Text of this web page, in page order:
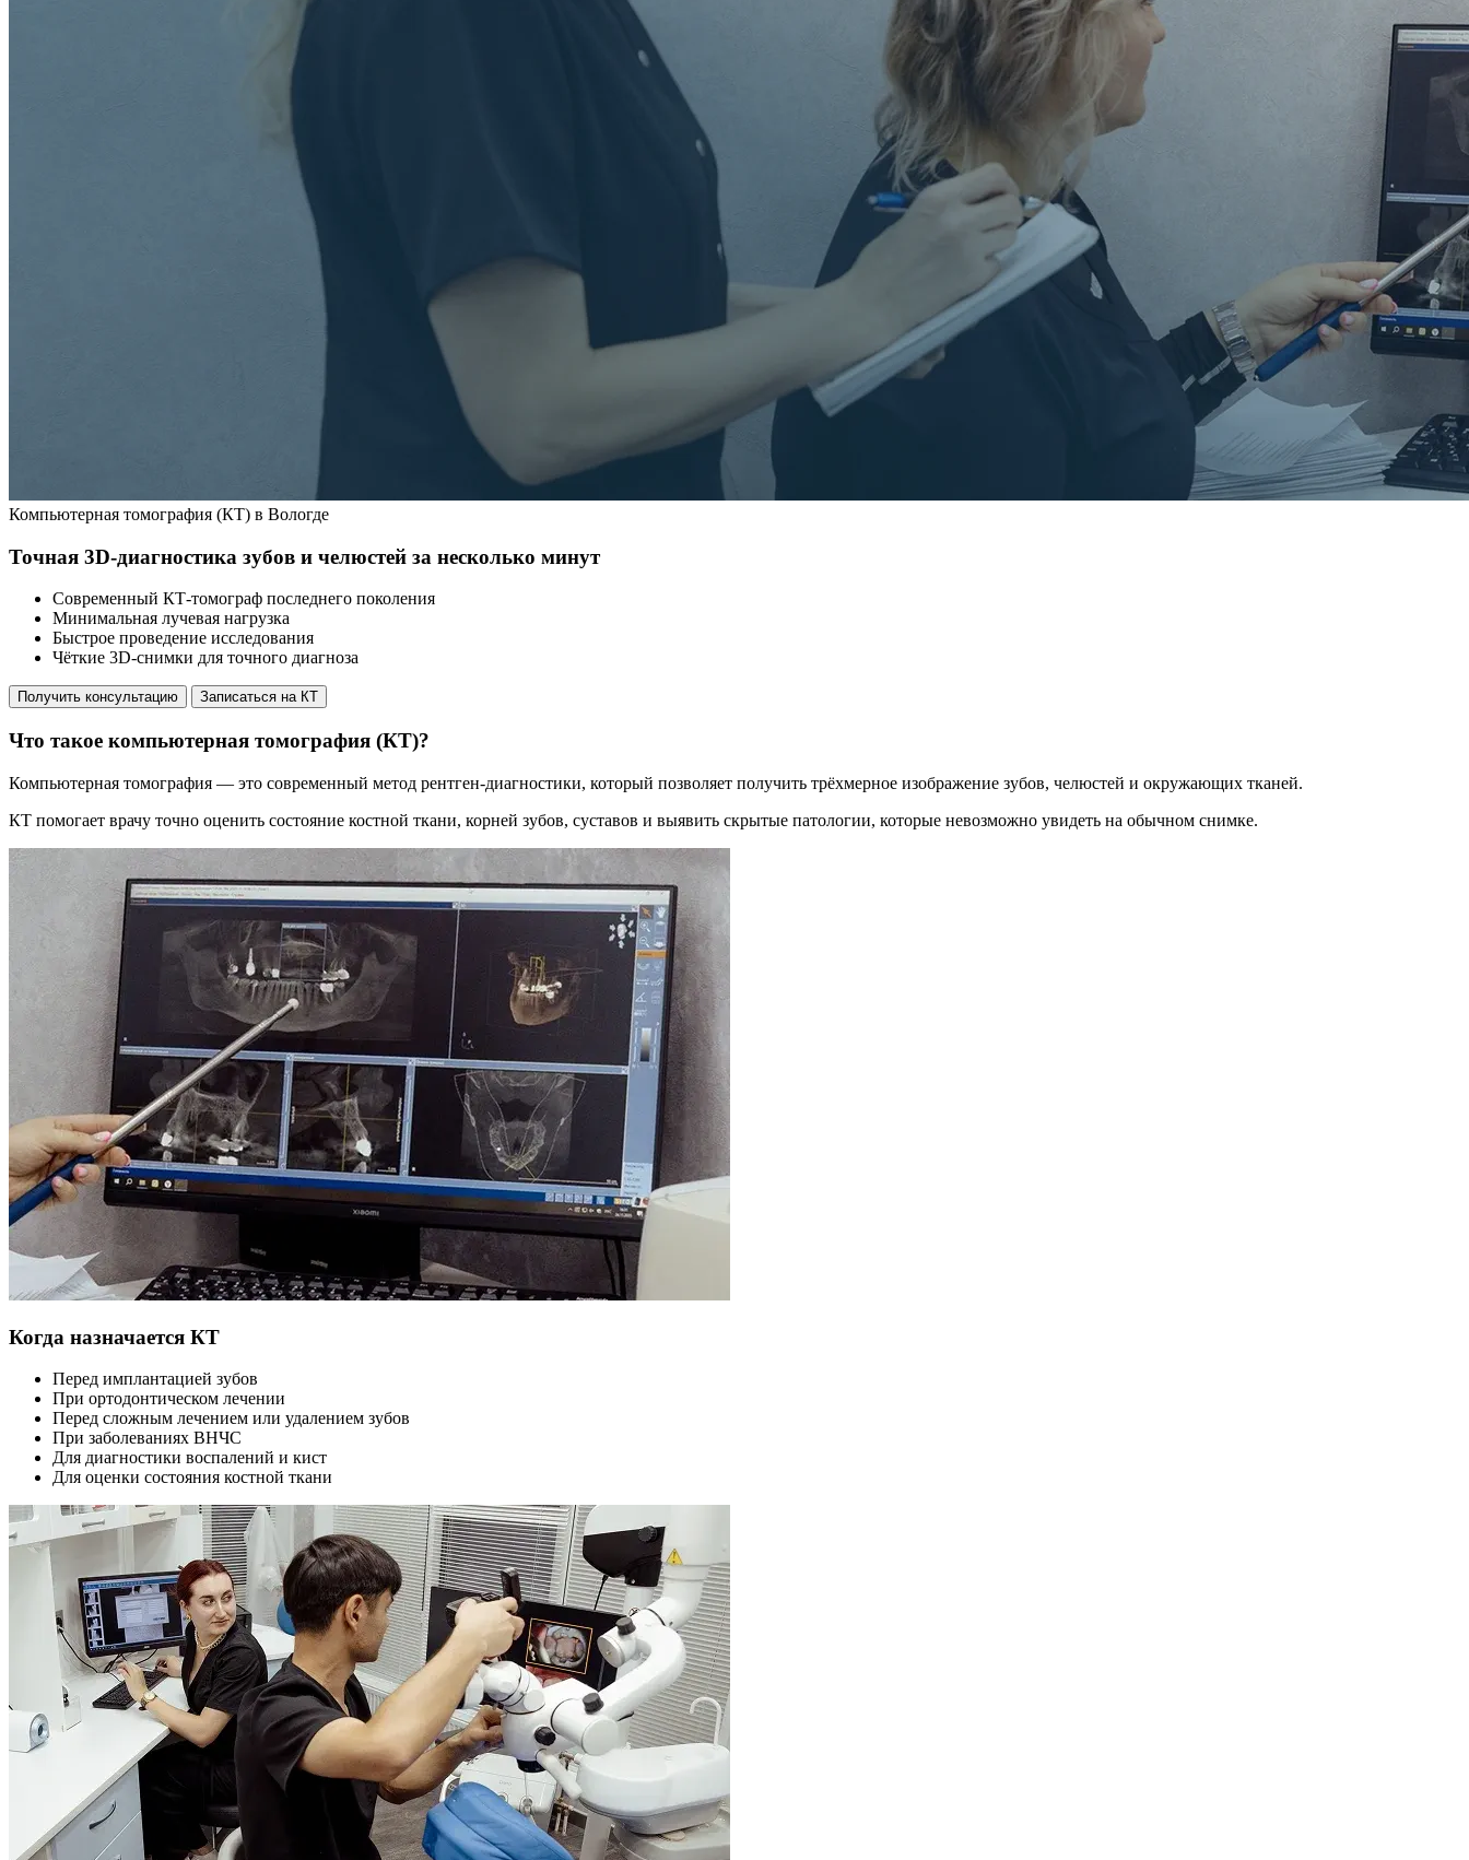
Компьютерная томография (КТ) в Вологде
Точная 3D‑диагностика зубов и челюстей за несколько минут
Современный КТ‑томограф последнего поколения
Минимальная лучевая нагрузка
Быстрое проведение исследования
Чёткие 3D‑снимки для точного диагноза
Получить консультацию Записаться на КТ
Что такое компьютерная томография (КТ)?
Компьютерная томография — это современный метод рентген‑диагностики, который позволяет получить трёхмерное изображение зубов, челюстей и окружающих тканей.
КТ помогает врачу точно оценить состояние костной ткани, корней зубов, суставов и выявить скрытые патологии, которые невозможно увидеть на обычном снимке.
Когда назначается КТ
Перед имплантацией зубов
При ортодонтическом лечении
Перед сложным лечением или удалением зубов
При заболеваниях ВНЧС
Для диагностики воспалений и кист
Для оценки состояния костной ткани